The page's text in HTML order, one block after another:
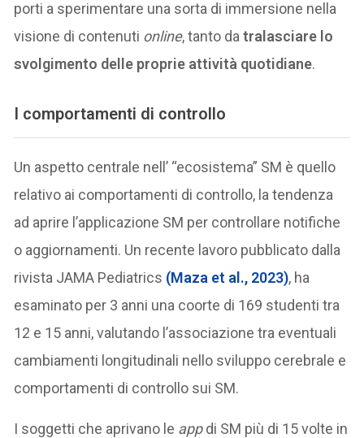
porti a sperimentare una sorta di immersione nella
visione di contenuti online, tanto datralasciare lo
svolgimento delle proprie attività quotidiane.
I comportamenti di controllo
Un aspetto centrale nell’ “ecosistema” SM è quello
relativo ai comportamenti di controllo, la tendenza
ad aprire l’applicazione SM per controllare notifiche
o aggiornamenti. Un recente lavoro pubblicato dalla
rivista JAMA Pediatrics (Maza et al., 2023), ha
esaminato per 3 anni una coorte di 169 studenti tra
12 e 15 anni, valutando l’associazione tra eventuali
cambiamenti longitudinali nello sviluppo cerebrale e
comportamenti di controllo sui SM.
I soggetti che aprivano le appdi SM più di 15 volte in